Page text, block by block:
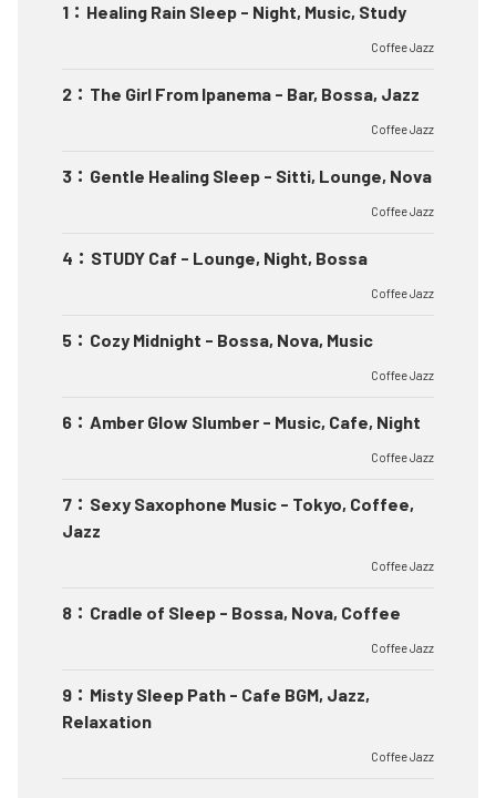
1 ： Healing Rain Sleep - Night, Music, Study
Coffee Jazz
2 ： The Girl From Ipanema - Bar, Bossa, Jazz
Coffee Jazz
3 ： Gentle Healing Sleep - Sitti, Lounge, Nova
Coffee Jazz
4 ： STUDY Caf - Lounge, Night, Bossa
Coffee Jazz
5 ： Cozy Midnight - Bossa, Nova, Music
Coffee Jazz
6 ： Amber Glow Slumber - Music, Cafe, Night
Coffee Jazz
7 ： Sexy Saxophone Music - Tokyo, Coffee,
Jazz
Coffee Jazz
8 ： Cradle of Sleep - Bossa, Nova, Coffee
Coffee Jazz
9 ： Misty Sleep Path - Cafe BGM, Jazz,
Relaxation
Coffee Jazz